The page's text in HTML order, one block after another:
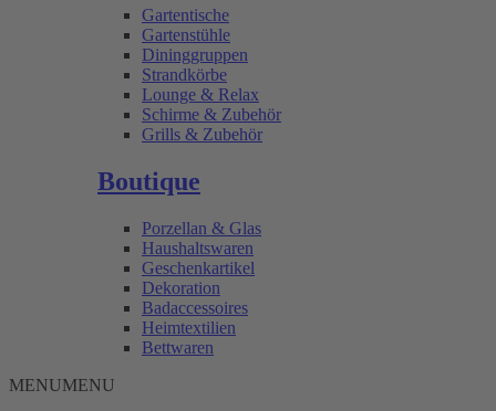
Gartentische
Gartenstühle
Dininggruppen
Strandkörbe
Lounge & Relax
Schirme & Zubehör
Grills & Zubehör
Boutique
Porzellan & Glas
Haushaltswaren
Geschenkartikel
Dekoration
Badaccessoires
Heimtextilien
Bettwaren
MENUMENU